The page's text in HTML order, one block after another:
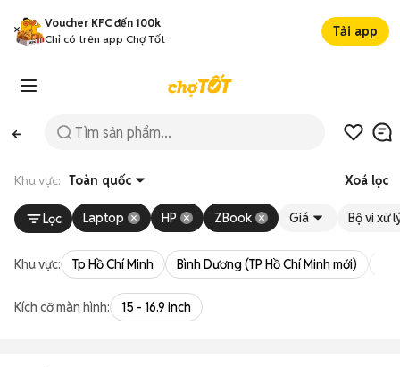
Voucher KFC đến 100k
Chỉ có trên app Chợ Tốt
Tải app
Khu vực: Toàn quốc Xoá lọc
Lọc Laptop HP ZBook Giá Bộ vi xử
Khu vực: Tp Hồ Chí Minh Bình Dương (TP Hồ Chí Minh mới)
Kích cỡ màn hình: 15 - 16.9 inch